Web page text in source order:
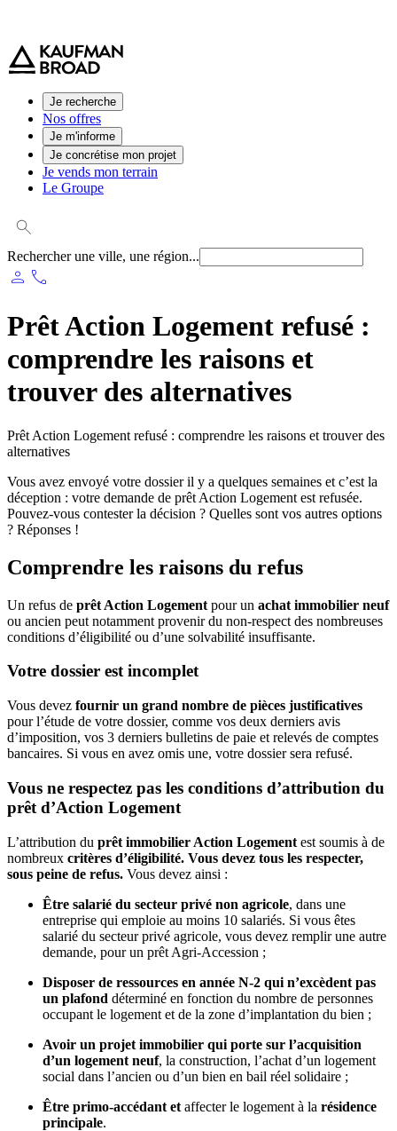
Je recherche
Nos offres
Je m'informe
Je concrétise mon projet
Je vends mon terrain
Le Groupe
Rechercher une ville, une région...
person phone
Prêt Action Logement refusé :
comprendre les raisons et
trouver des alternatives
Prêt Action Logement refusé : comprendre les raisons et trouver des
alternatives
Vous avez envoyé votre dossier il y a quelques semaines et c’est la
déception : votre demande de prêt Action Logement est refusée.
Pouvez-vous contester la décision ? Quelles sont vos autres options
? Réponses !
Comprendre les raisons du refus
Un refus de prêt Action Logement pour un achat immobilier neuf
ou ancien peut notamment provenir du non-respect des nombreuses
conditions d’éligibilité ou d’une solvabilité insuffisante.
Votre dossier est incomplet
Vous devez fournir un grand nombre de pièces justificatives
pour l’étude de votre dossier, comme vos deux derniers avis
d’imposition, vos 3 derniers bulletins de paie et relevés de comptes
bancaires. Si vous en avez omis une, votre dossier sera refusé.
Vous ne respectez pas les conditions d’attribution du
prêt d’Action Logement
L’attribution du prêt immobilier Action Logement est soumis à de
nombreux critères d’éligibilité. Vous devez tous les respecter,
sous peine de refus. Vous devez ainsi :
Être salarié du secteur privé non agricole, dans une
entreprise qui emploie au moins 10 salariés. Si vous êtes
salarié du secteur privé agricole, vous devez remplir une autre
demande, pour un prêt Agri-Accession ;
Disposer de ressources en année N-2 qui n’excèdent pas
un plafond déterminé en fonction du nombre de personnes
occupant le logement et de la zone d’implantation du bien ;
Avoir un projet immobilier qui porte sur l’acquisition
d’un logement neuf, la construction, l’achat d’un logement
social dans l’ancien ou d’un bien en bail réel solidaire ;
Être primo-accédant et affecter le logement à la résidence
principale.